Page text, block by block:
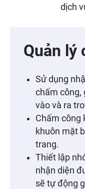
dịch
Quản lý
Sử dụng
chấm công,
vào và ra
Chấm công
khuôn mặt
trang.
Thiết lập
nhận diện
sẽ tự động